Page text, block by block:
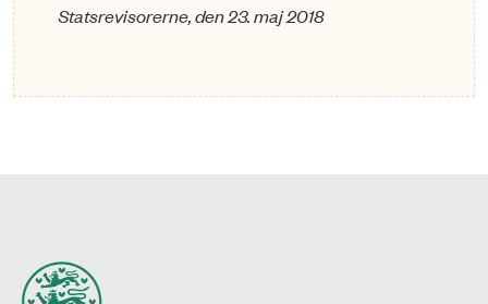
Statsrevisorerne, den 23. maj 2018